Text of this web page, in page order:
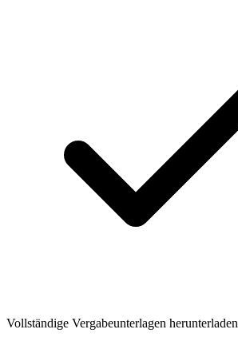
Vollständige Vergabeunterlagen herunterladen